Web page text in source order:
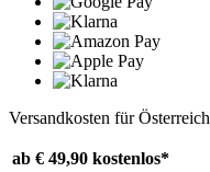
Versandkosten für Österreich
ab € 49,90 kostenlos*